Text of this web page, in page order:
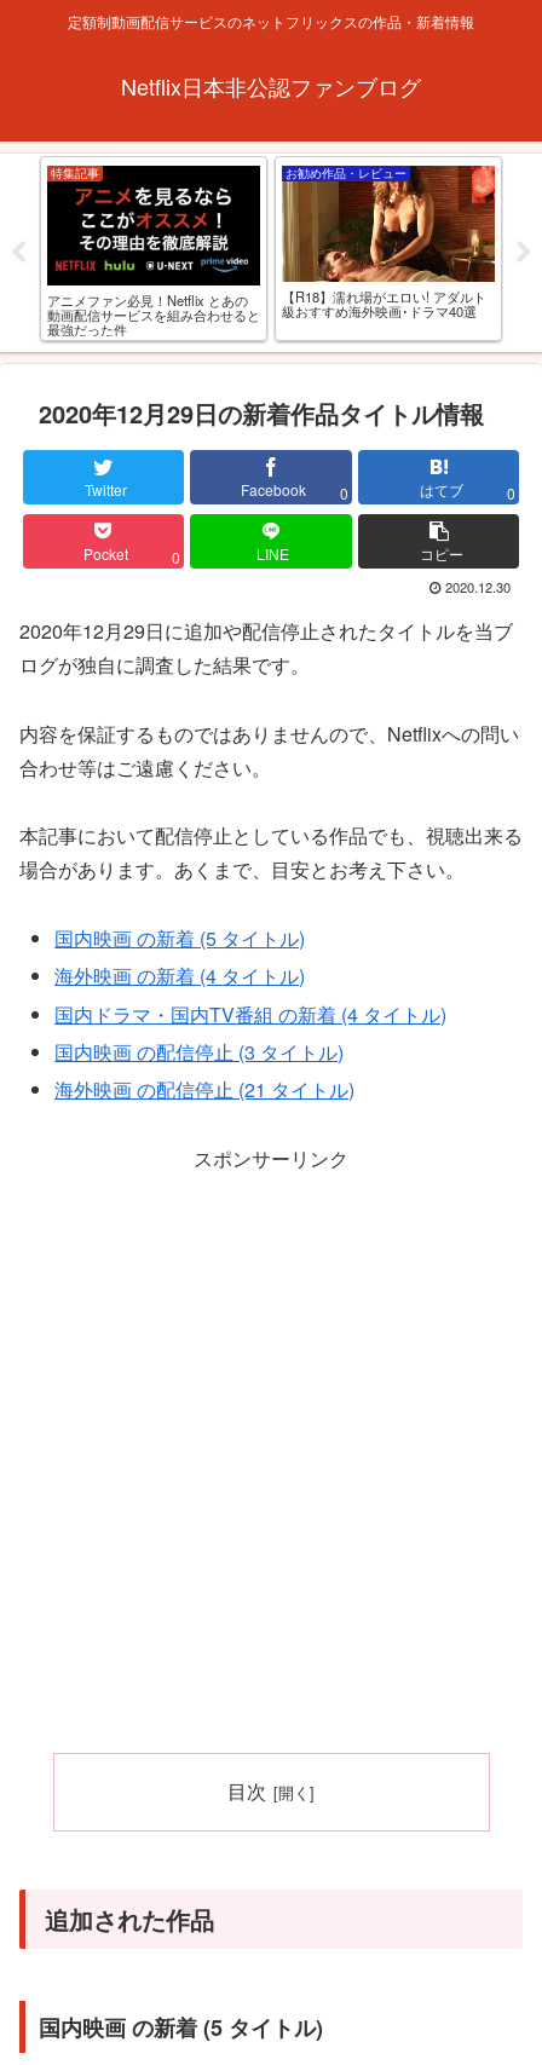
定額制動画配信サービスのネットフリックスの作品・新着情報
Netflix日本非公認ファンブログ
特集記事
アニメファン必見！Netflix とあの
動画配信サービスを組み合わせると
最強だった件
お勧め作品・レビュー
【R18】濡れ場がエロい! アダルト
級おすすめ海外映画･ドラマ40選
2020年12月29日の新着作品タイトル情報
Twitter Facebook 0 はてブ 0
Pocket 0 LINE コピー
2020.12.30
2020年12月29日に追加や配信停止されたタイトルを当ブ
ログが独自に調査した結果です。
内容を保証するものではありませんので、Netflixへの問い
合わせ等はご遠慮ください。
本記事において配信停止としている作品でも、視聴出来る
場合があります。あくまで、目安とお考え下さい。
国内映画 の新着 (5 タイトル)
海外映画 の新着 (4 タイトル)
国内ドラマ・国内TV番組 の新着 (4 タイトル)
国内映画 の配信停止 (3 タイトル)
海外映画 の配信停止 (21 タイトル)
スポンサーリンク
目次
追加された作品
国内映画 の新着 (5 タイトル)